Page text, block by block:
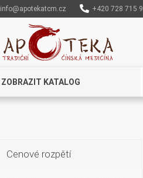
info@apotekatcm.cz +420 728 715
ZOBRAZIT KATALOG
Cenové rozpětí